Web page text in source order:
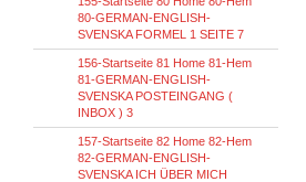
80-GERMAN-ENGLISH-
SVENSKA FORMEL 1 SEITE 7
156-Startseite 81 Home 81-Hem
81-GERMAN-ENGLISH-
SVENSKA POSTEINGANG (
INBOX ) 3
157-Startseite 82 Home 82-Hem
82-GERMAN-ENGLISH-
SVENSKA ICH ÜBER MICH